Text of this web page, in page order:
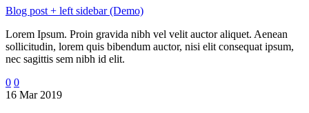
Blog post + left sidebar (Demo)
Lorem Ipsum. Proin gravida nibh vel velit auctor aliquet. Aenean
sollicitudin, lorem quis bibendum auctor, nisi elit consequat ipsum,
nec sagittis sem nibh id elit.
0 0
16 Mar 2019